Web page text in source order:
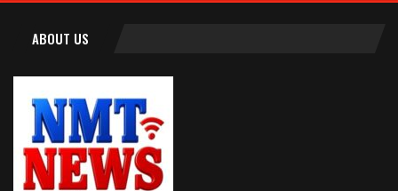
ABOUT US